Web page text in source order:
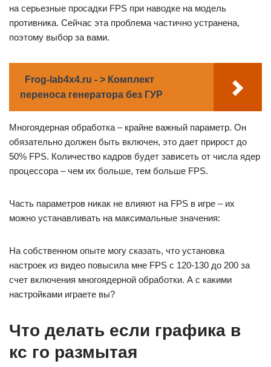
на серьезные просадки FPS при наводке на модель
противника. Сейчас эта проблема частично устранена,
поэтому выбор за вами.
Frog-lab4x4.ru - > Комплект
переноса генератора без ГУР
Многоядерная обработка – крайне важный параметр. Он
обязательно должен быть включен, это дает прирост до
50% FPS. Количество кадров будет зависеть от числа ядер
процессора – чем их больше, тем больше FPS.
Часть параметров никак не влияют на FPS в игре – их
можно устанавливать на максимальные значения:
На собственном опыте могу сказать, что установка
настроек из видео повысила мне FPS с 120-130 до 200 за
счет включения многоядерной обработки. А с какими
настройками играете вы?
Что делать если графика в
кс го размытая